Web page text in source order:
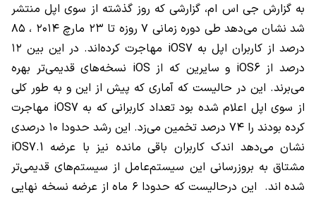
به گزارش جی‌ اس ام، گزارشی که روز گذشته از سوی اپل منتشر
شد نشان می‌دهد طی دوره زمانی ۷ روزه تا ۲۳ مارچ ۲۰۱۴ ، ۸۵
درصد از کاربران اپل به iOS7 مهاجرت کرده‌اند. در این بین ۱۲
درصد از iOS6 و سایرین که از iOS نسخه‌های قدیمی‌تر بهره‌
می‌برند. این در حالیست که آماری که پیش از این و به طور کلی
از سوی اپل اعلام شده بود تعداد کاربرانی که به iOS7 مهاجرت
کرده بودند را ۷۴ درصد تخمین می‌زد. این رشد حدودا ۱۰ درصدی
نشان می‌دهد اندک کاربران باقی مانده نیز با عرضه iOS7.1
مشتاق به بروزرسانی این سیستم‌عامل از سیستم‌های قدیمی‌تر
شده اند. این درحالیست که حدودا ۶ ماه از عرضه نسخه نهایی